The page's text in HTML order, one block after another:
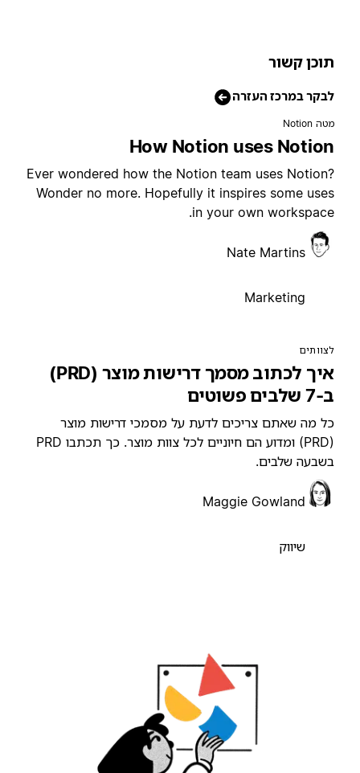
קשור
במרכז העזרה
How Notion uses
Ever wondered how the Notion team uses
Wonder no more. Hopefully it inspires some
in your own
Nate Martins
Marketing
איך לכתוב מסמך דרישות מוצר (PRD)
מה שאתם צריכים לדעת על מסמכי דרישות מוצר
(PRD) ומדוע הם חיוניים לכל צוות מוצר. כך תכתבו PRD
שלבים.
Maggie Gowland